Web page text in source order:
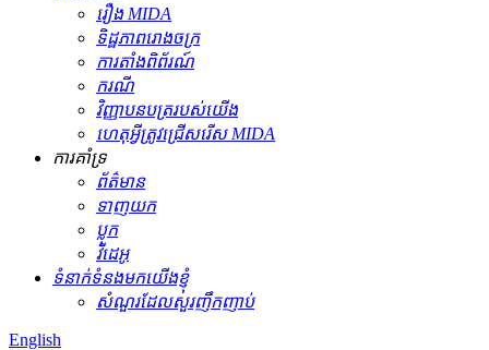
រឿង MIDA
ទិដ្ឋភាពរោងចក្រ
ការតាំងពិព័រណ៍
ករណី
វិញ្ញាបនបត្ររបស់យើង
ហេតុអ្វីត្រូវជ្រើសរើស MIDA
ការគាំទ្រ
ព័ត៌មាន
ទាញយក
ប្លុក
វីដេអូ
ទំនាក់ទំនងមកយើងខ្ញុំ
សំណួរដែលសួរញឹកញាប់
English